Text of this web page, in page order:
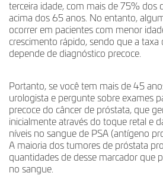
terceira idade, com mais de 75% dos
acima dos 65 anos. No entanto,
ocorrer em pacientes com menor
crescimento rápido, sendo que a taxa
depende de diagnóstico precoce.
Portanto, se você tem mais de 45
urologista e pergunte sobre exames
precoce do câncer de próstata, que
inicialmente através do toque retal e
níveis no sangue de PSA (antígeno
A maioria dos tumores de próstata
quantidades de desse marcador que
no sangue.